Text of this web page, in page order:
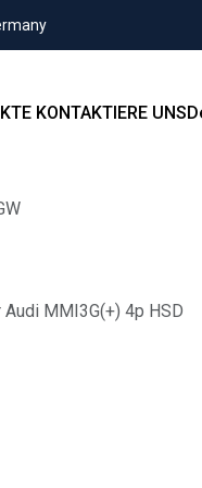
KONTAKTIERE UNS
MMI3G(+) 4p HSD